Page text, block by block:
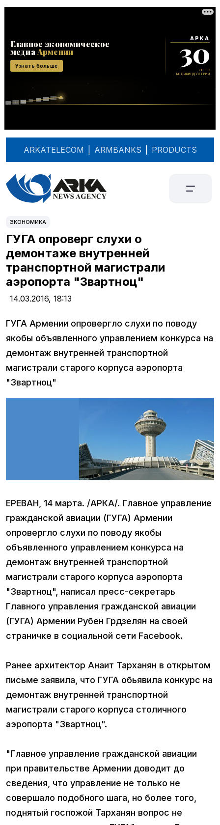
ARKATELECOM ARMBANKS PRODUCTS
ЭКОНОМИКА
ГУГА опроверг слухи о
демонтаже внутренней
транспортной магистрали
аэропорта "Звартноц"
14.03.2016, 18:13
ГУГА Армении опровергло слухи по поводу
якобы объявленного управлением конкурса на
демонтаж внутренней транспортной
магистрали старого корпуса аэропорта
"Звартноц"
ЕРЕВАН, 14 марта. /АРКА/. Главное управление
гражданской авиации (ГУГА) Армении
опровергло слухи по поводу якобы
объявленного управлением конкурса на
демонтаж внутренней транспортной
магистрали старого корпуса аэропорта
"Звартноц", написал пресс-секретарь
Главного управления гражданской авиации
(ГУГА) Армении Рубен Грдзелян на своей
страничке в социальной сети Facebook.
Ранее архитектор Анаит Тарханян в открытом
письме заявила, что ГУГА обьявила конкурс на
демонтаж внутренней транспортной
магистрали старого корпуса столичного
аэропорта "Звартноц".
"Главное управление гражданской авиации
при правительстве Армении доводит до
сведения, что управление не только не
совершало подобного шага, но более того,
поднятый госпожой Тарханян вопрос не